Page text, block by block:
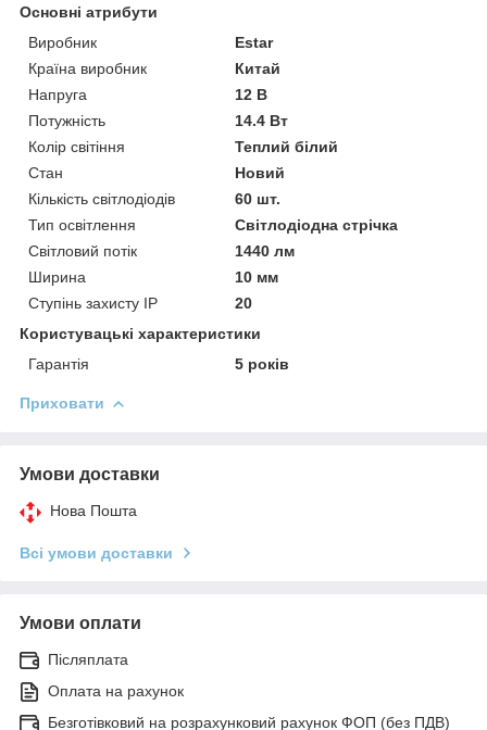
Основні атрибути
Виробник
Estar
Країна виробник
Китай
Напруга
12 В
Потужність
14.4 Вт
Колір світіння
Теплий білий
Стан
Новий
Кількість світлодіодів
60 шт.
Тип освітлення
Світлодіодна стрічка
Світловий потік
1440 лм
Ширина
10 мм
Ступінь захисту IP
20
Користувацькi характеристики
Гарантія
5 років
Приховати
Умови доставки
Нова Пошта
Всі умови доставки
Умови оплати
Післяплата
Оплата на рахунок
Безготівковий на розрахунковий рахунок ФОП (без ПДВ)